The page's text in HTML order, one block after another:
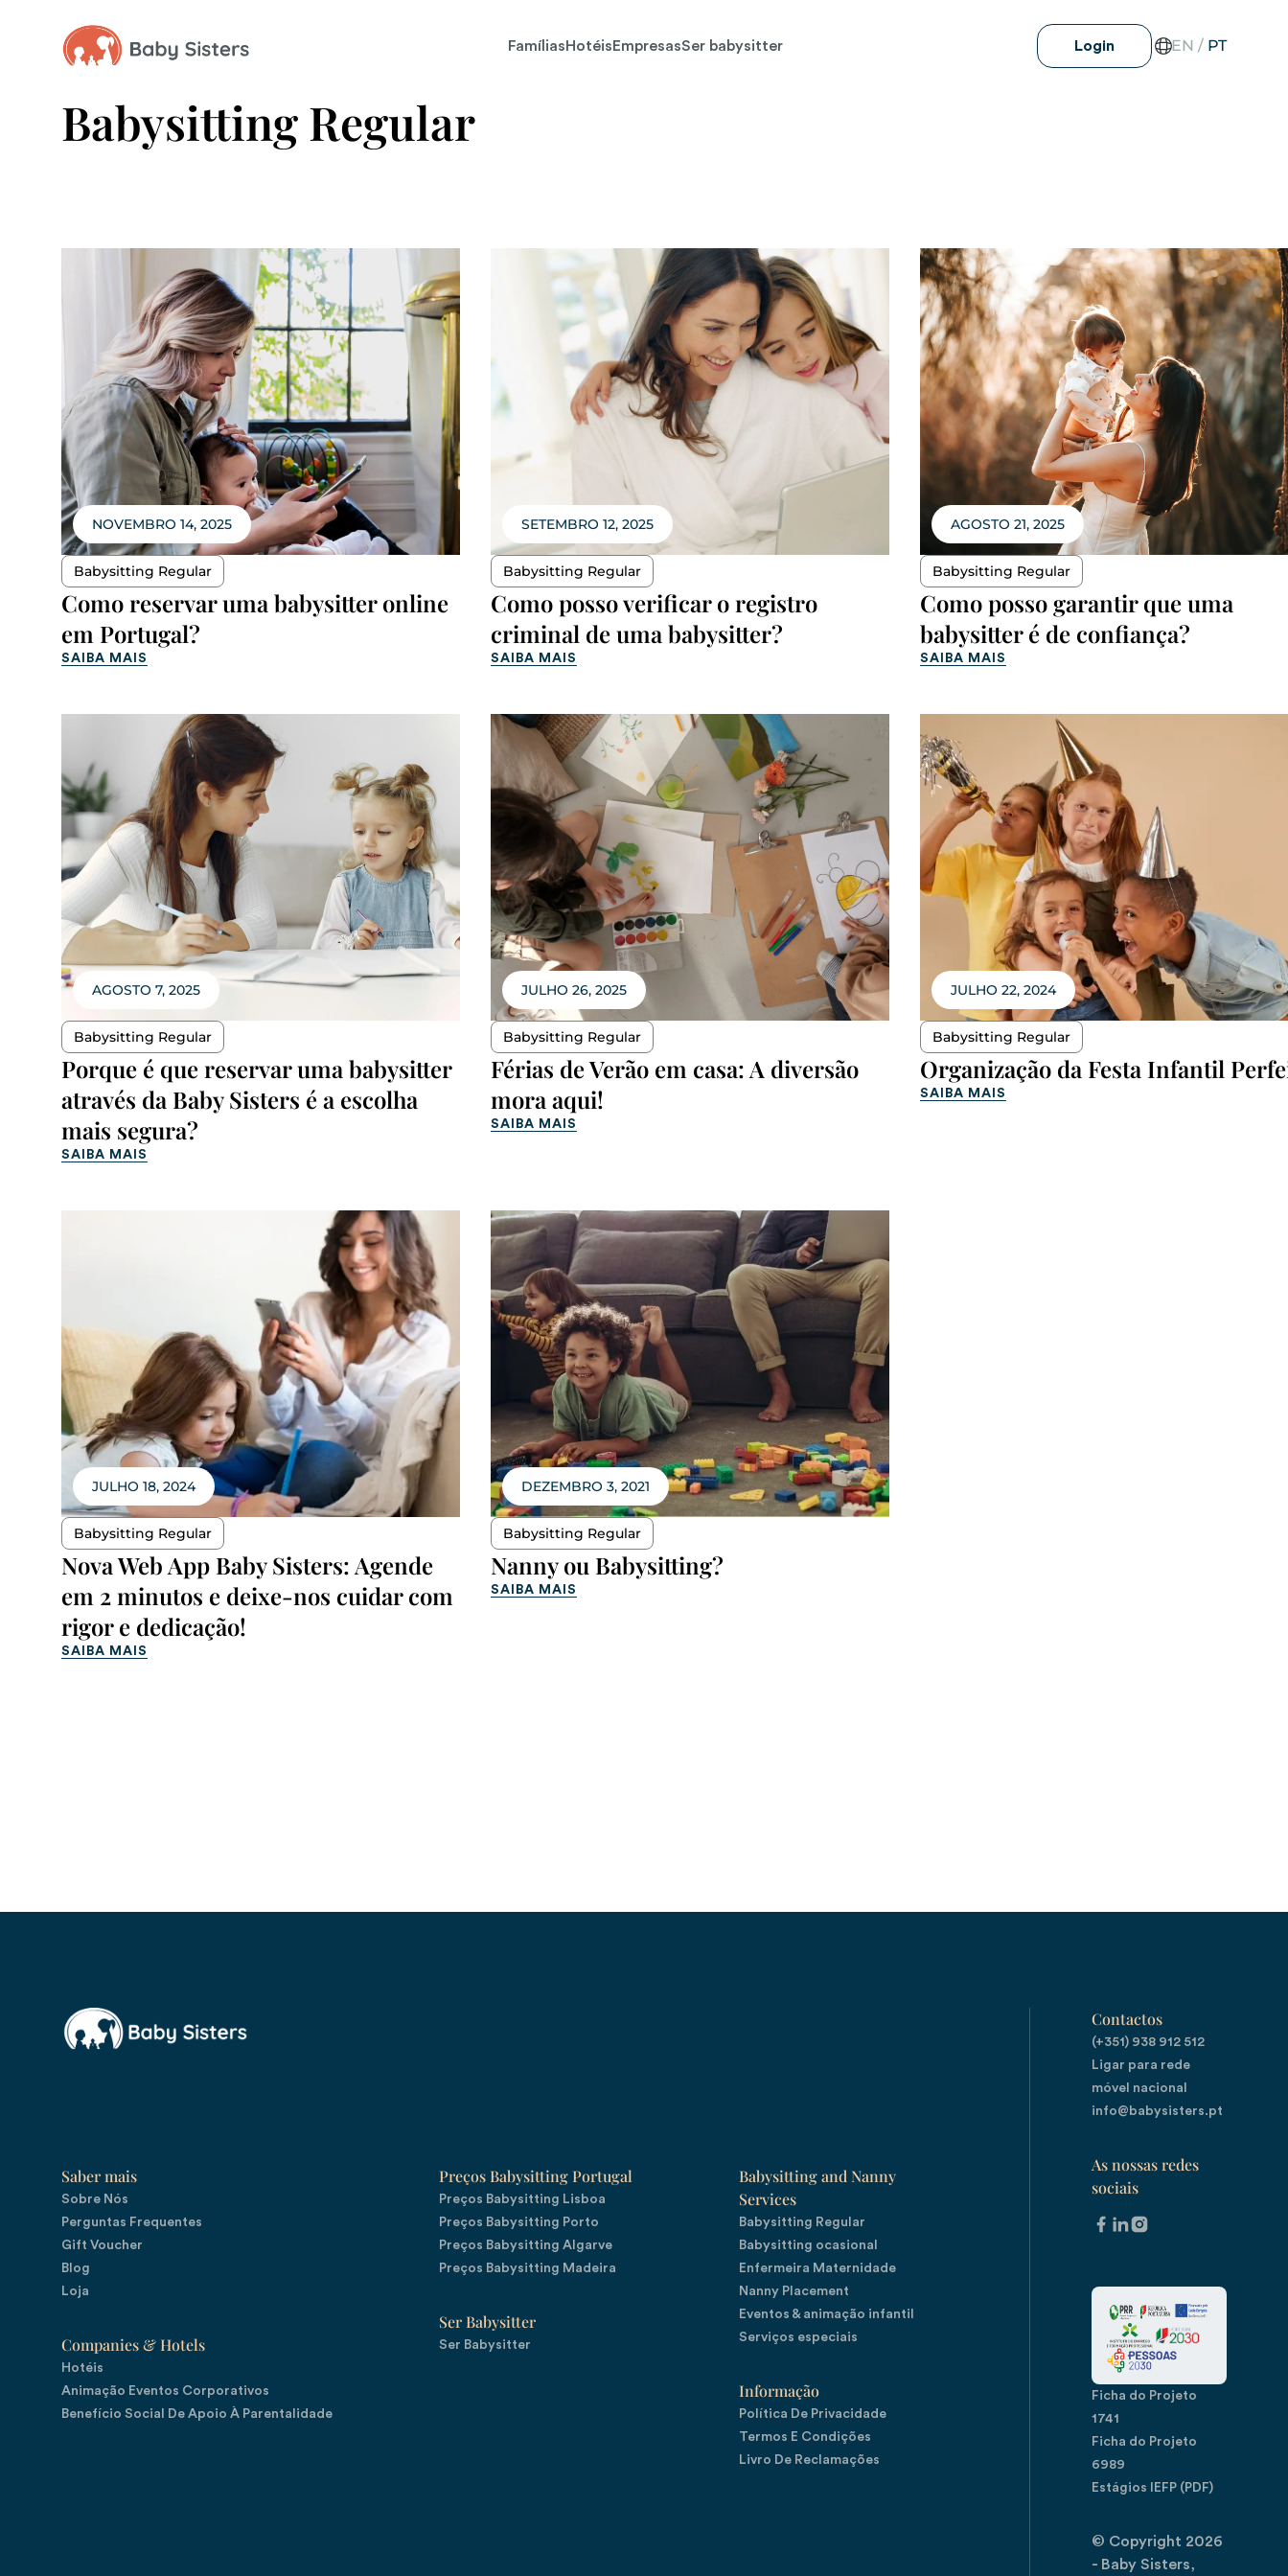
FamíliasHotéisEmpresasSer babysitter Login EN / PT
Babysitting Regular
NOVEMBRO 14, 2025
Babysitting Regular
Como reservar uma babysitter online
em Portugal?
SAIBA MAIS
SETEMBRO 12, 2025
Babysitting Regular
Como posso verificar o registro
criminal de uma babysitter?
SAIBA MAIS
AGOSTO 21, 2025
Babysitting Regular
Como posso garantir que uma
babysitter é de confiança?
SAIBA MAIS
AGOSTO 7, 2025
Babysitting Regular
Porque é que reservar uma babysitter
através da Baby Sisters é a escolha
mais segura?
SAIBA MAIS
JULHO 26, 2025
Babysitting Regular
Férias de Verão em casa: A diversão
mora aqui!
SAIBA MAIS
JULHO 22, 2024
Babysitting Regular
Organização da Festa Infantil
SAIBA MAIS
JULHO 18, 2024
Babysitting Regular
Nova Web App Baby Sisters: Agende
em 2 minutos e deixe-nos cuidar com
rigor e dedicação!
SAIBA MAIS
DEZEMBRO 3, 2021
Babysitting Regular
Nanny ou Babysitting?
SAIBA MAIS
Saber mais
Sobre Nós
Perguntas Frequentes
Gift Voucher
Blog
Loja
Companies & Hotels
Hotéis
Animação Eventos Corporativos
Benefício Social De Apoio À Parentalidade
Preços Babysitting Portugal
Preços Babysitting Lisboa
Preços Babysitting Porto
Preços Babysitting Algarve
Preços Babysitting Madeira
Ser Babysitter
Ser Babysitter
Babysitting and Nanny
Services
Babysitting Regular
Babysitting ocasional
Enfermeira Maternidade
Nanny Placement
Eventos & animação infantil
Serviços especiais
Informação
Política De Privacidade
Termos E Condições
Livro De Reclamações
Contactos
(+351) 938 912 512
Ligar para rede
móvel nacional
info@babysisters.pt
As nossas redes
sociais
Ficha do Projeto
1741
Ficha do Projeto
6989
Estágios IEFP (PDF)
© Copyright 2026
- Baby Sisters,